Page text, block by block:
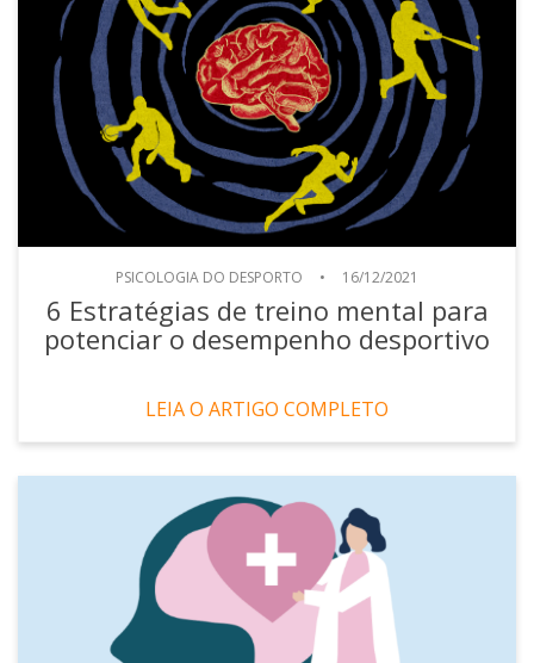
PSICOLOGIA DO DESPORTO • 16/12/2021
6 Estratégias de treino mental para
potenciar o desempenho desportivo
LEIA O ARTIGO COMPLETO